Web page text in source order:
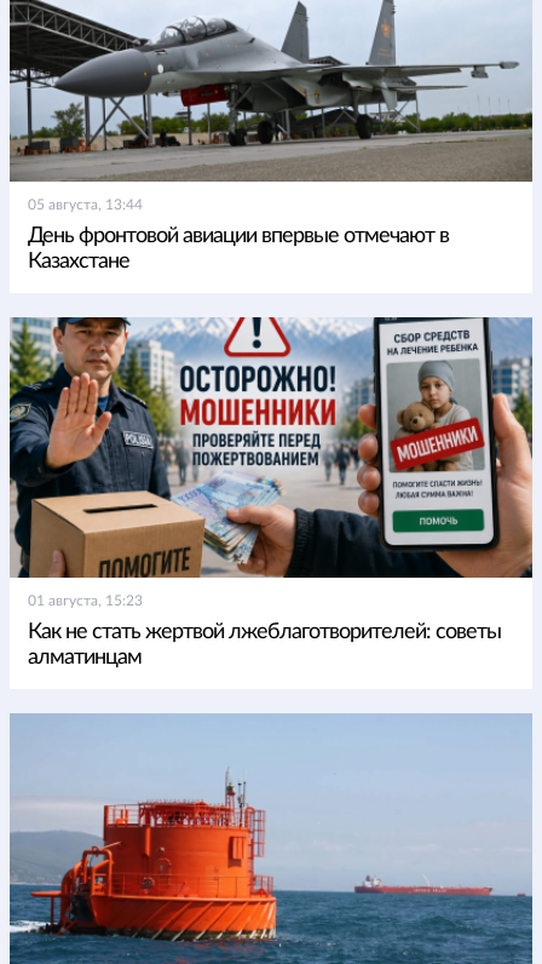
05 августа, 13:44
День фронтовой авиации впервые отмечают в
Казахстане
01 августа, 15:23
Как не стать жертвой лжеблаготворителей: советы
алматинцам